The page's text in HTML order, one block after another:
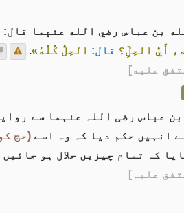
بن عباس رضي الله عنهما قال:
أَيُّ الحِلِّ؟ قال: الحِلُّ كُلُّهُ».
عليه]
بن عباس رضی اللہ عنہما سے
انہیں حکم دیا کہ وہ اسے (حج
کہ تمام چیزیں حلال ہو جائیں
علیہ]